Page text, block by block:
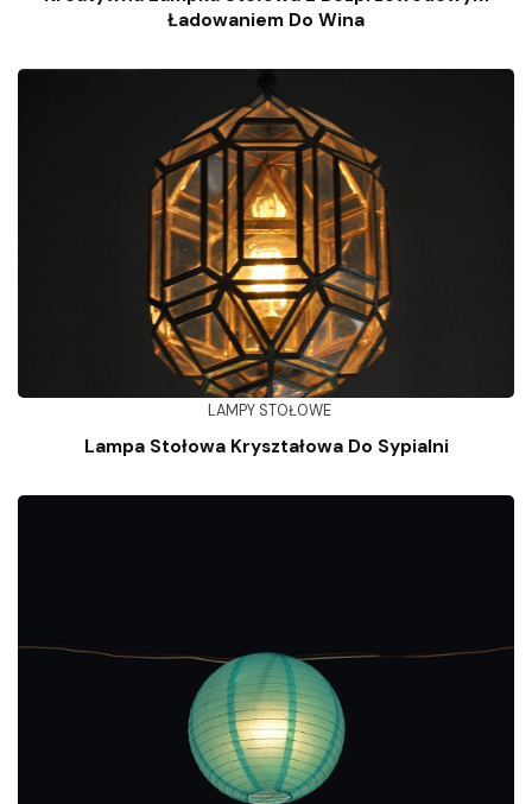
Ładowaniem Do Wina
LAMPY STOŁOWE
Lampa Stołowa Kryształowa Do Sypialni